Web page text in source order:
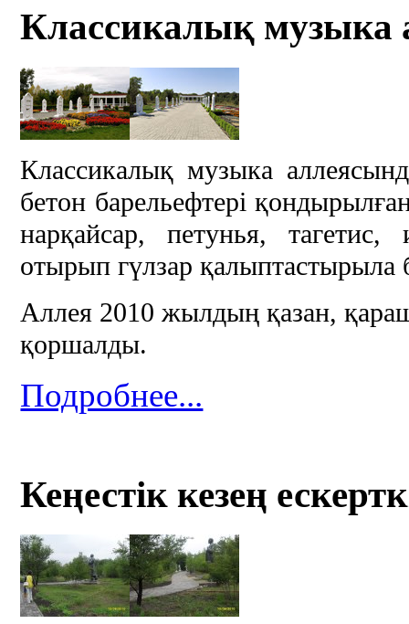
Классикалық музыка
Классикалық музыка
бетон барельефтері
нарқайсар, петунья,
отырып гүлзар қалыптастырыла
Аллея 2010 жылдың қазан,
қоршалды.
Подробнее...
Кеңестік кезең